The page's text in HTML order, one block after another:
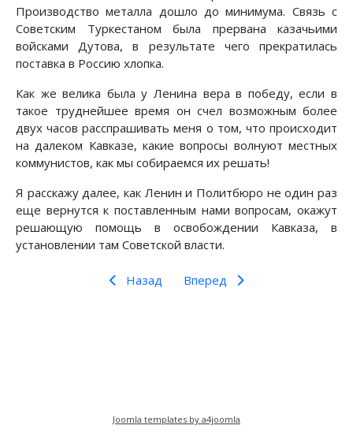
Производство металла дошло до минимума. Связь с
Советским Туркестаном была прервана казачьими
войсками Дутова, в результате чего прекратилась
поставка в Россию хлопка.
Как же велика была у Ленина вера в победу, если в
такое труднейшее время он счел возможным более
двух часов расспрашивать меня о том, что происходит
на далеком Кавказе, какие вопросы волнуют местных
коммунистов, как мы собираемся их решать!
Я расскажу далее, как Ленин и Политбюро не один раз
еще вернутся к поставленным нами вопросам, окажут
решающую помощь в освобождении Кавказа, в
установлении там Советской власти.
Назад Вперед
Joomla templates by a4joomla